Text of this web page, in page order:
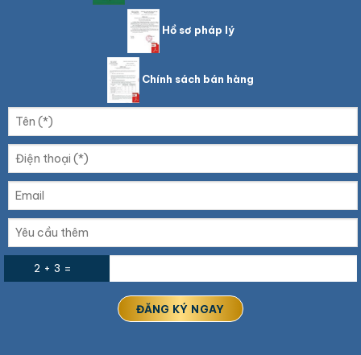
Hồ sơ pháp lý
Chính sách bán hàng
2 + 3 =